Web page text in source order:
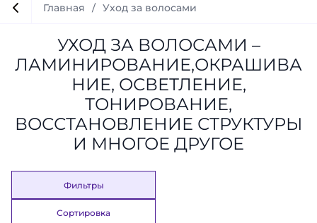
Главная Уход за волосами
УХОД ЗА ВОЛОСАМИ –
ЛАМИНИРОВАНИЕ,ОКРАШИВА
НИЕ, ОСВЕТЛЕНИЕ,
ТОНИРОВАНИЕ,
ВОССТАНОВЛЕНИЕ СТРУКТУРЫ
И МНОГОЕ ДРУГОЕ
Фильтры
Сортировка